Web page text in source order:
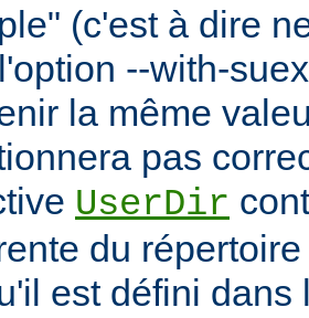
(c'est à dire
--with-
la même
pas
UserDir
du
est défini